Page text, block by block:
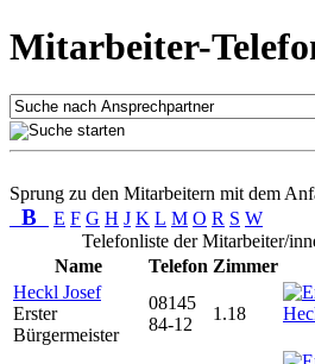
Mitarbeiter-
Sprung zu den Mitarbeitern mit dem
B E F G H J K L M O R S W
Telefonliste der Mitarbeiter/
Name
Telefon Zimmer
Heckl Josef
Erster
Bürgermeister
08145
84-12
1.18